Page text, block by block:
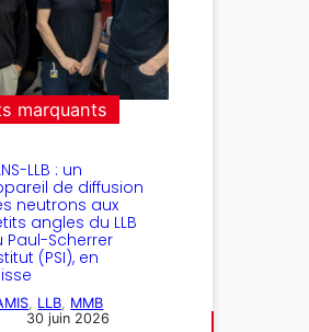
marquants
LLB : un
de diffusion
neutrons aux
angles du LLB
Paul-Scherrer
(PSI), en
LLB MMB
30 juin 2026